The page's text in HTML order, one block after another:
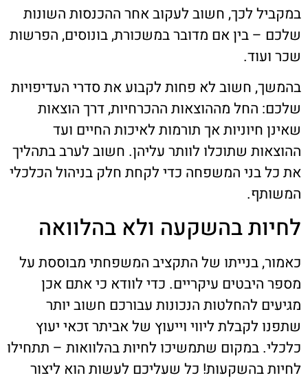
במקביל לכך, חשוב לעקוב אחר ההכנסות השונות
שלכם – בין אם מדובר במשכורת, בונוסים, הפרשות
שכר ועוד.
בהמשך, חשוב לא פחות לקבוע את סדרי העדיפויות
שלכם: החל מההוצאות ההכרחיות, דרך הוצאות
שאינן חיוניות אך תורמות לאיכות החיים ועד
ההוצאות שתוכלו לוותר עליהן. חשוב לערב בתהליך
את כל בני המשפחה כדי לקחת חלק בניהול הכלכלי
המשותף.
לחיות בהשקעה ולא בהלוואה
כאמור, בנייתו של התקציב המשפחתי מבוססת על
מספר היבטים עיקריים. כדי לוודא כי אתם אכן
מגיעים להחלטות הנכונות עבורכם חשוב יותר
שתפנו לקבלת ליווי וייעוץ של אביתר זכאי יעוץ
כלכלי. במקום שתמשיכו לחיות בהלוואות – תתחילו
לחיות בהשקעות! כל שעליכם לעשות הוא ליצור